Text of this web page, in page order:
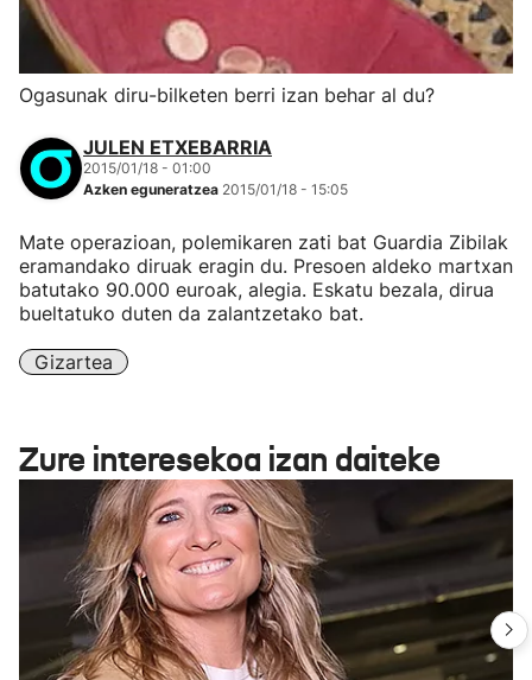
Ogasunak diru-bilketen berri izan behar al du?
JULEN ETXEBARRIA
2015/01/18 - 01:00
Azken eguneratzea 2015/01/18 - 15:05
Mate operazioan, polemikaren zati bat Guardia Zibilak
eramandako diruak eragin du. Presoen aldeko martxan
batutako 90.000 euroak, alegia. Eskatu bezala, dirua
bueltatuko duten da zalantzetako bat.
Gizartea
Zure interesekoa izan daiteke